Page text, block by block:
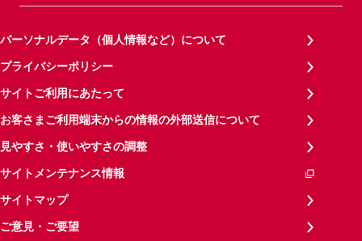
パーソナルデータ（個人情報など）について
プライバシーポリシー
サイトご利用にあたって
お客さまご利用端末からの情報の外部送信について
見やすさ・使いやすさの調整
サイトメンテナンス情報
サイトマップ
ご意見・ご要望